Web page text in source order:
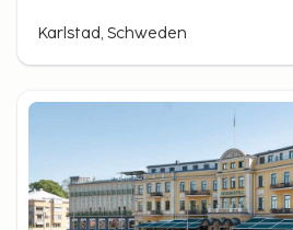
Karlstad, Schweden